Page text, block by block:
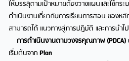
ให้บรรลุตามเป้าหมายต้องวางแผนและใช้กร
ดำเนินงานเกี่ยวกับการเรียนการสอน ของห
สามารถได้ แนวทางสู่การปฏิบัติ และการนำ
การดำเนินงานตามวงจรคุณภาพ
เริ่มต้นจากPlan